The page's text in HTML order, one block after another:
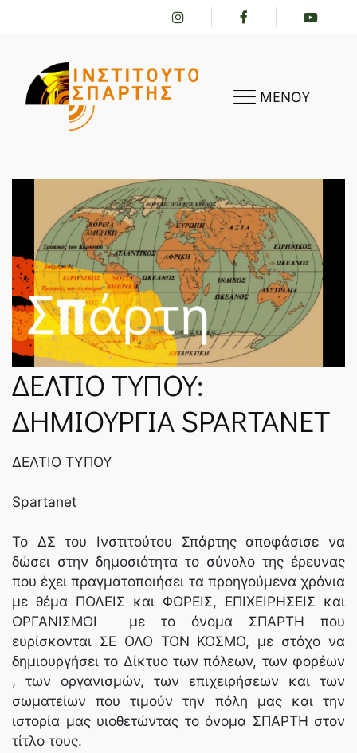
ΜΕΝΟΥ
ΑΡΧΙΚΗ
ΤΟ ΙΝΣΤΙΤΟΎΤΟ
ΔΡΑΣΤΗΡΙΌΤΗΤΕΣ
ΝΈΑ
SPARTANET
E-JOURNAL
ΔΕΛΤΙΟ ΤΥΠΟΥ:
ΔΗΜΙΟΥΡΓΙΑ SPARTANET
ΔΕΛΤΙΟ ΤΥΠΟΥ
Spartanet
Το ΔΣ του Ινστιτούτου Σπάρτης αποφάσισε να
δώσει στην δημοσιότητα το σύνολο της έρευνας
που έχει πραγματοποιήσει τα προηγούμενα χρόνια
με θέμα ΠΟΛΕΙΣ και ΦΟΡΕΙΣ, ΕΠΙΧΕΙΡΗΣΕΙΣ και
ΟΡΓΑΝΙΣΜΟΙ με το όνομα ΣΠΑΡΤΗ που
ευρίσκονται ΣΕ ΟΛΟ ΤΟΝ ΚΟΣΜΟ, με στόχο να
δημιουργήσει το Δίκτυο των πόλεων, των φορέων
, των οργανισμών, των επιχειρήσεων και των
σωματείων που τιμούν την πόλη μας και την
ιστορία μας υιοθετώντας το όνομα ΣΠΑΡΤΗ στον
τίτλο τους.